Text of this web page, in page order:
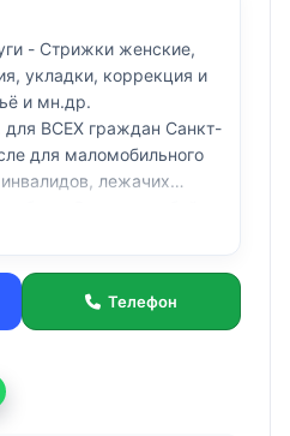
- Стрижки женские,
укладки, коррекция и
и мн.др.
ВСЕХ граждан Санкт-
для маломобильного
лежачих
КАД.
Телефон